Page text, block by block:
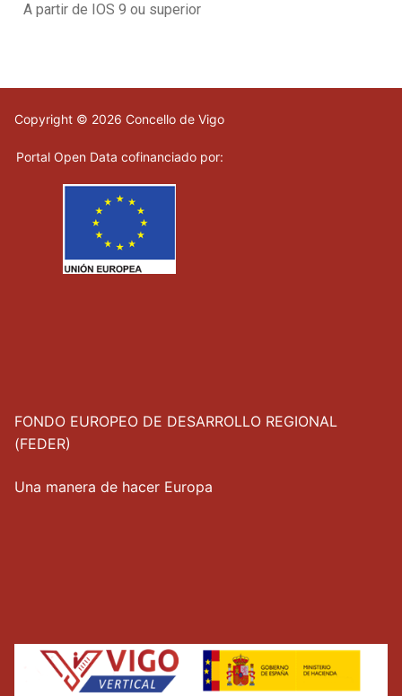
A partir de IOS 9 ou superior
Copyright © 2026 Concello de Vigo
Portal Open Data cofinanciado por:
FONDO EUROPEO DE DESARROLLO REGIONAL
(FEDER)
Una manera de hacer Europa